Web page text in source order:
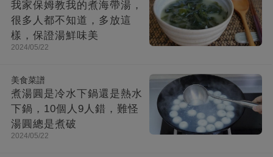
我家保姆教我的煮海帶湯，
很多人都不知道，多放這
樣，保證湯鮮味美
2024/05/22
美食菜譜
煮湯圓是冷水下鍋還是熱水
下鍋，10個人9人錯，難怪
湯圓總是煮破
2024/05/22